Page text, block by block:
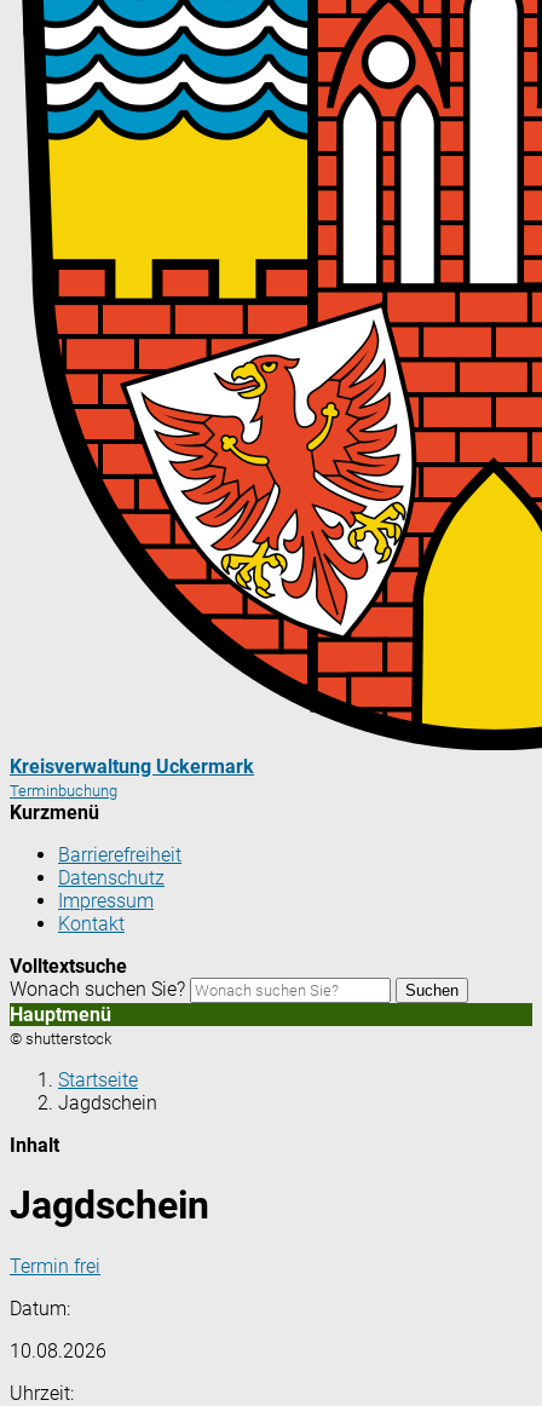
Kreisverwaltung Uckermark
Terminbuchung
Kurzmenü
Barrierefreiheit
Datenschutz
Impressum
Kontakt
Volltextsuche
Wonach suchen Sie?
Suchen
Hauptmenü
© shutterstock
Startseite
Jagdschein
Inhalt
Jagdschein
Termin frei
Datum:
10.08.2026
Uhrzeit: